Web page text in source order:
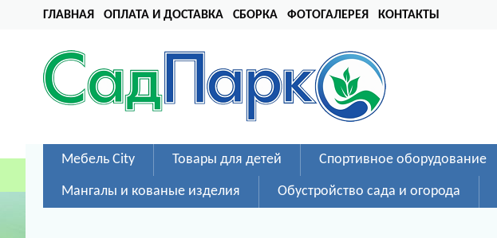
ГЛАВНАЯ ОПЛАТА И ДОСТАВКА СБОРКА ФОТОГАЛЕРЕЯ КОНТАКТЫ
Мебель City Товары для детей Спортивное оборудование
Мангалы и кованые изделия Обустройство сада и огорода